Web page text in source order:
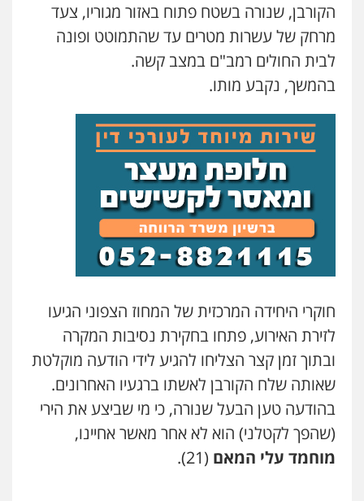
0509230800
גיל דביר – משרד עורכי דין
פלילי פשיעה כלכלית
סלימאן אבו שעירה – משרד עורכי דין
פלילי בטחוני צבאי נזיקין
0547780927
עו"ד אסף גונן
פלילי פשע חמור תעבורה צבא
וחקירות
גל דהן – משרד עורך דין פלילי
פלילי פשיעה חמורה סמים מעצרים
וחקירות
0544723840
עו"ד ראוף נג'אר
פלילי
סמים רכוש
הקורבן, שנורה בשטח פתוח באזור מגוריו, צעד
מרחק של עשרות מטרים עד שהתמוטט ופונה
לבית החולים רמב"ם במצב קשה.
בהמשך, נקבע מותו.
חוקרי היחידה המרכזית של המחוז הצפוני הגיעו
לזירת האירוע, פתחו בחקירת נסיבות המקרה
ובתוך זמן קצר הצליחו להגיע לידי הודעה מוקלטת
שאותה שלח הקורבן לאשתו ברגעיו האחרונים.
בהודעה טען הבעל שנורה, כי מי שביצע את הירי
(שהפך לקטלני) הוא לא אחר מאשר אחיינו,
מוחמד עלי המאם (21).